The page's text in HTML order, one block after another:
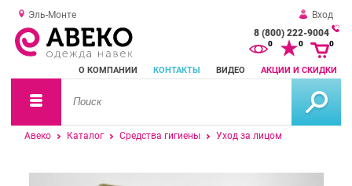
Эль-Монте
Вход
8 (800) 222-9004
О КОМПАНИИ КОНТАКТЫ ВИДЕО АКЦИИ И СКИДКИ
0 0 0
Авеко Каталог Средства гигиены Уход за лицом